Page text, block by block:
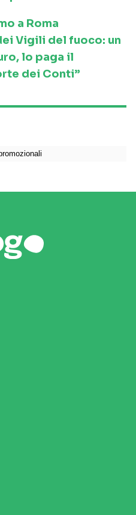
a Roma
Vigili del fuoco: un
lo paga il
dei Conti”